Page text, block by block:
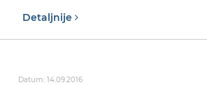
Detaljnije
Datum: 14.09.2016